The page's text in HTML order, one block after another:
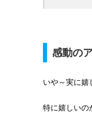
感動の
いや～実に嬉
特に嬉しいの